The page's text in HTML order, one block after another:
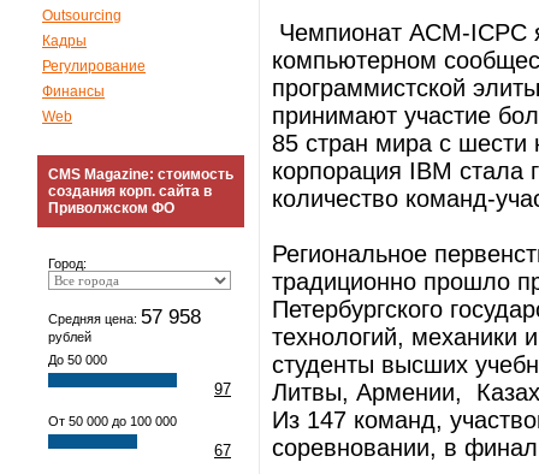
Outsourcing
Кадры
Регулирование
Финансы
Web
CMS Magazine: стоимость
создания корп. сайта в
Приволжском ФО
Город:
Средняя цена: 57 958
рублей
До 50 000
97
От 50 000 до 100 000
67
Чемпионат ACM-
компьютерном
программистской
принимают участие
85 стpан миpа с шести
корпорация IBM стала
количество команд-
Региональное
традиционно прошло
Петербургского
технологий, механики
студенты высших
Литвы, Армении,
Из 147 команд,
соревновании, в